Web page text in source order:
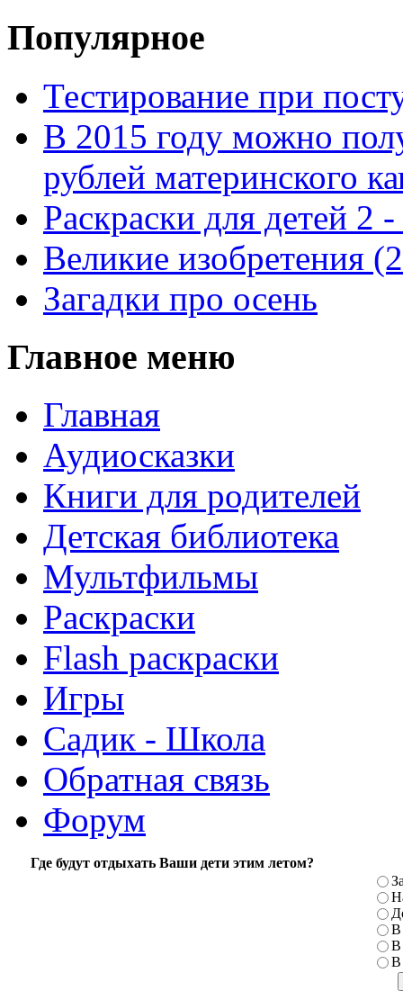
Популярное
Тестирование при
В 2015 году можно
рублей материнского
Раскраски для детей 2 -
Великие изобретения
Загадки про осень
Главное меню
Главная
Аудиосказки
Книги для родителей
Детская библиотека
Мультфильмы
Раскраски
Flash раскраски
Игры
Садик - Школа
Обратная связь
Форум
Где будут отдыхать Ваши дети этим летом?
В
В
В